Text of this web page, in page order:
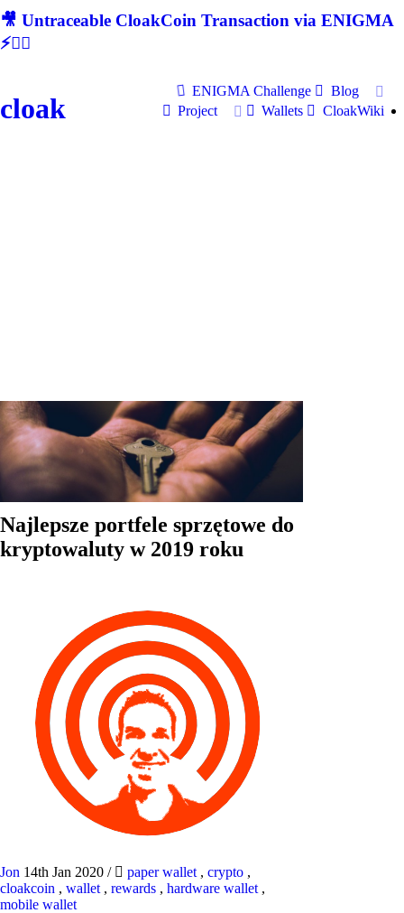
🎥 Untraceable CloakCoin Transaction via ENIGMA
⚡🕵‍♂
cloak
ENIGMA Challenge
Blog
Project
Wallets CloakWiki
Najlepsze portfele sprzętowe do
kryptowaluty w 2019 roku
Jon 14th Jan 2020 / paper wallet , crypto ,
cloakcoin , wallet , rewards , hardware wallet ,
mobile wallet